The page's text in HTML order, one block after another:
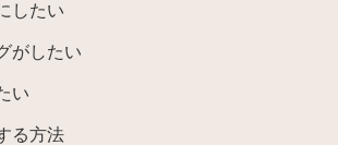
したい
がしたい
い
る方法